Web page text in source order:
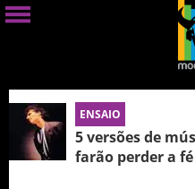
ENSAIO
5 versões de
farão perder a